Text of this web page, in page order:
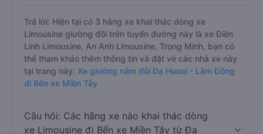
Trả lời: Hiện tại có 3 hãng xe khai thác dòng xe
Limousine giường đôi trên tuyến đường này là xe Điền
Linh Limousine, An Anh Limousine, Trọng Minh, bạn có
thể tham khảo thêm thông tin và đặt vé các nhà xe này
tại trang này: Xe giường nằm đôi Đạ Huoai - Lâm Đồng
đi Bến xe Miền Tây
Câu hỏi: Các hãng xe nào khai thác dòng
xe Limousine đi Bến xe Miền Tây từ Đạ